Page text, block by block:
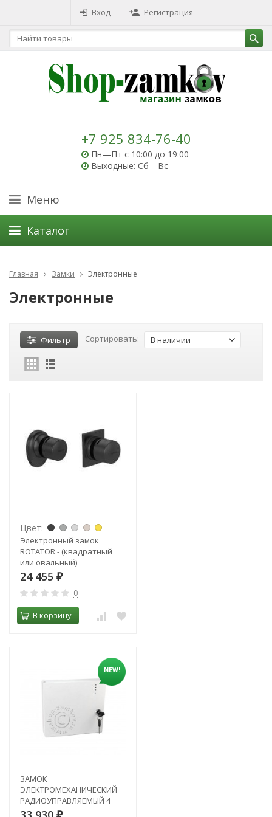
Вход Регистрация
+7 925 834-76-40
Пн—Пт с 10:00 до 19:00
Выходные: Сб—Вс
Меню
Каталог
Главная Замки Электронные
Электронные
Фильтр Сортировать: В наличии
Цвет:
Электронный замок
ROTATOR - (квадратный
или овальный)
24 455 ₽
0
В корзину
NEW!
ЗАМОК
ЭЛЕКТРОМЕХАНИЧЕСКИЙ
РАДИОУПРАВЛЯЕМЫЙ 4
(U4) класса модель ЗЭ МВ
₽